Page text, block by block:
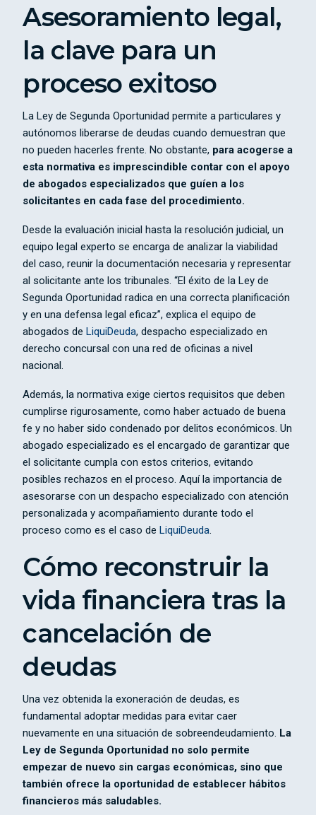
Asesoramiento legal,
la clave para un
proceso exitoso
La Ley de Segunda Oportunidad permite a particulares y
autónomos liberarse de deudas cuando demuestran que
no pueden hacerles frente. No obstante, para acogerse a
esta normativa es imprescindible contar con el apoyo
de abogados especializados que guíen a los
solicitantes en cada fase del procedimiento.
Desde la evaluación inicial hasta la resolución judicial, un
equipo legal experto se encarga de analizar la viabilidad
del caso, reunir la documentación necesaria y representar
al solicitante ante los tribunales. “El éxito de la Ley de
Segunda Oportunidad radica en una correcta planificación
y en una defensa legal eficaz”, explica el equipo de
abogados deLiquiDeuda, despacho especializado en
derecho concursal con una red de oficinas a nivel
nacional.
Además, la normativa exige ciertos requisitos que deben
cumplirse rigurosamente, como haber actuado de buena
fe y no haber sido condenado por delitos económicos. Un
abogado especializado es el encargado de garantizar que
el solicitante cumpla con estos criterios, evitando
posibles rechazos en el proceso. Aquí la importancia de
asesorarse con un despacho especializado con atención
personalizada y acompañamiento durante todo el
proceso como es el caso deLiquiDeuda
Cómo reconstruir la
vida financiera tras la
cancelación de
deudas
Una vez obtenida la exoneración de deudas, es
fundamental adoptar medidas para evitar caer
nuevamente en una situación de sobreendeudamiento. La
Ley de Segunda Oportunidad no solo permite
empezar de nuevo sin cargas económicas, sino que
también ofrece la oportunidad de establecer hábitos
financieros más saludables.